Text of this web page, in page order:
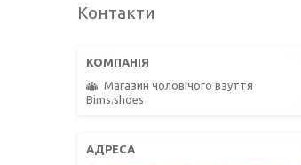
Контакти
Магазин чоловічого взуття
Bims.shoes